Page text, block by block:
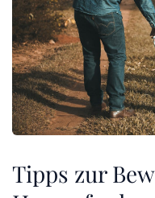
Tipps zur